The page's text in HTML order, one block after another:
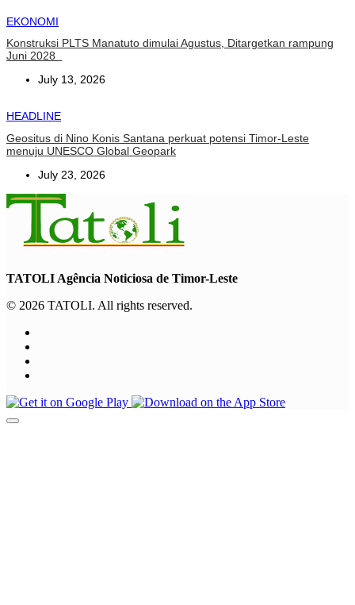
EKONOMI
Konstruksi PLTS Manatuto dimulai Agustus, Ditargetkan rampung
Juni 2028
July 13, 2026
HEADLINE
Geositus di Nino Konis Santana perkuat potensi Timor-Leste
menuju UNESCO Global Geopark
July 23, 2026
TATOLI Agência Noticiosa de Timor-Leste
© 2026 TATOLI. All rights reserved.